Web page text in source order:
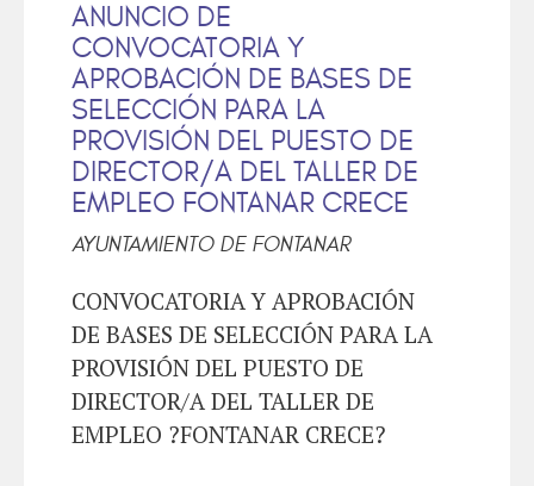
ANUNCIO DE
CONVOCATORIA Y
APROBACIÓN DE BASES DE
SELECCIÓN PARA LA
PROVISIÓN DEL PUESTO DE
DIRECTOR/A DEL TALLER DE
EMPLEO FONTANAR CRECE
AYUNTAMIENTO DE FONTANAR
CONVOCATORIA Y APROBACIÓN
DE BASES DE SELECCIÓN PARA LA
PROVISIÓN DEL PUESTO DE
DIRECTOR/A DEL TALLER DE
EMPLEO ?FONTANAR CRECE?